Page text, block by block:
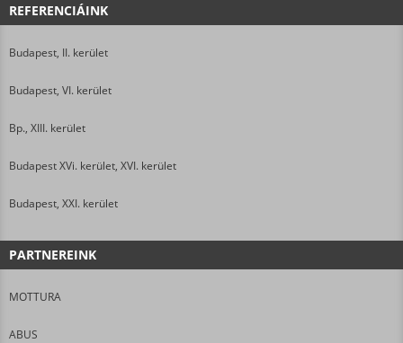
REFERENCIÁINK
Budapest, II. kerület
Budapest, VI. kerület
Bp., XIII. kerület
Budapest XVi. kerület, XVI. kerület
Budapest, XXI. kerület
PARTNEREINK
MOTTURA
ABUS